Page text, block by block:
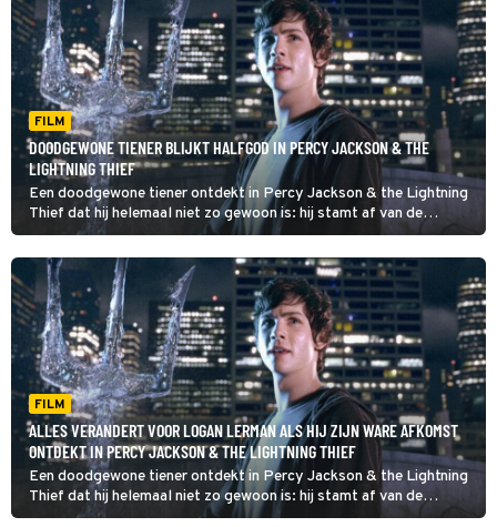
FILM
DOODGEWONE TIENER BLIJKT HALFGOD IN PERCY JACKSON & THE
LIGHTNING THIEF
Een doodgewone tiener ontdekt in Percy Jackson & the Lightning
Thief dat hij helemaal niet zo gewoon is: hij stamt af van de
Griekse zeegod Poseidon.
FILM
ALLES VERANDERT VOOR LOGAN LERMAN ALS HIJ ZIJN WARE AFKOMST
ONTDEKT IN PERCY JACKSON & THE LIGHTNING THIEF
Een doodgewone tiener ontdekt in Percy Jackson & the Lightning
Thief dat hij helemaal niet zo gewoon is: hij stamt af van de
Griekse zeegod Poseidon.